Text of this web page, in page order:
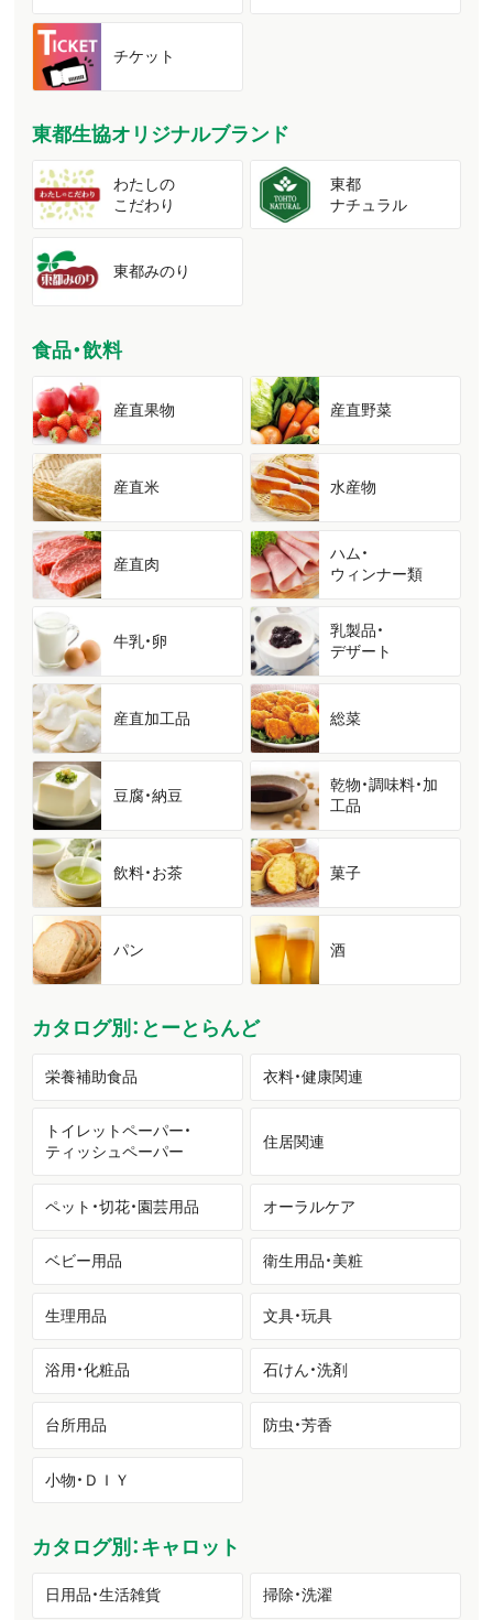
チケット
東都生協オリジナルブランド
わたしの
こだわり
東都
ナチュラル
東都みのり
食品・飲料
産直果物 産直野菜
産直米 水産物
産直肉
ハム・
ウィンナー類
牛乳・卵
乳製品・
デザート
産直加工品 総菜
豆腐・納豆
乾物・調味料・加
工品
飲料・お茶 菓子
パン 酒
カタログ別：とーとらんど
栄養補助食品 衣料・健康関連
トイレットペーパー・
ティッシュペーパー
住居関連
ペット・切花・園芸用品 オーラルケア
ベビー用品 衛生用品・美粧
生理用品 文具・玩具
浴用・化粧品 石けん・洗剤
台所用品 防虫・芳香
小物・ＤＩＹ
カタログ別：キャロット
日用品・生活雑貨 掃除・洗濯